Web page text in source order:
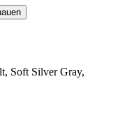
Soft Silver Gray,